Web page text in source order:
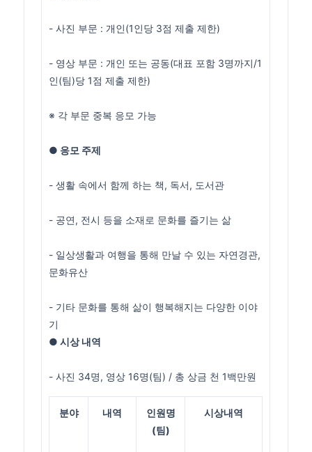
- 사진 부문 : 개인(1인당 3점 제출 제한)
- 영상 부문 : 개인 또는 공동(대표 포함 3명까지/1
인(팀)당 1점 제출 제한)
※ 각 부문 중복 응모 가능
● 응모 주제
- 생활 속에서 함께 하는 책, 독서, 도서관
- 공연, 전시 등을 소재로 문화를 즐기는 삶
- 일상생활과 여행을 통해 만날 수 있는 자연경관,
문화유산
- 기타 문화를 통해 삶이 행복해지는 다양한 이야
기
● 시상 내역
- 사진 34명, 영상 16명(팀) / 총 상금 천 1백만원
분야 내역
인원명
(팀)
시상내역